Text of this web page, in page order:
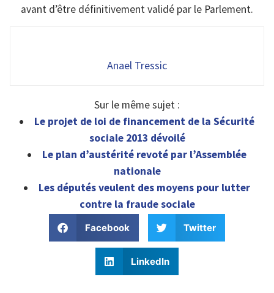
avant d’être définitivement validé par le Parlement.
Anael Tressic
Sur le même sujet :
Le projet de loi de financement de la Sécurité
sociale 2013 dévoilé
Le plan d’austérité revoté par l’Assemblée
nationale
Les députés veulent des moyens pour lutter
contre la fraude sociale
Facebook Twitter
LinkedIn